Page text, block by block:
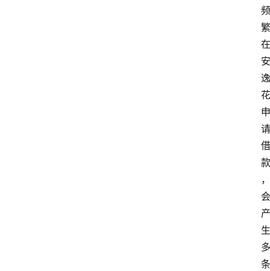
频
繁
在
安
逸
花
申
请
借
款
，
会
产
生
多
条